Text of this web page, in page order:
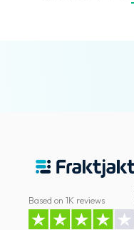
Based on 1K reviews